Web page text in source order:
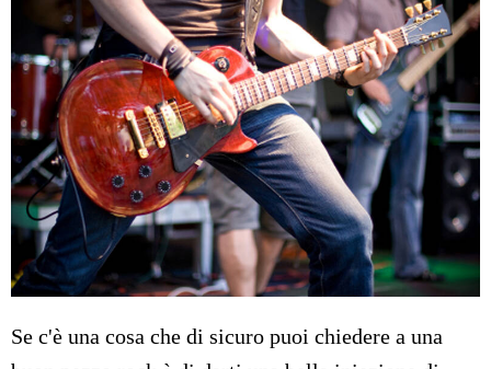
Se c'è una cosa che di sicuro puoi chiedere a una